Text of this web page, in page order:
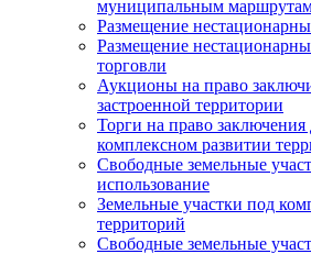
муниципальным
Размещение
Размещение
торговли
Аукционы на право
застроенной территории
Торги на право заключения
комплексном развитии
Свободные земельные
использование
Земельные участки под
территорий
Свободные земельные